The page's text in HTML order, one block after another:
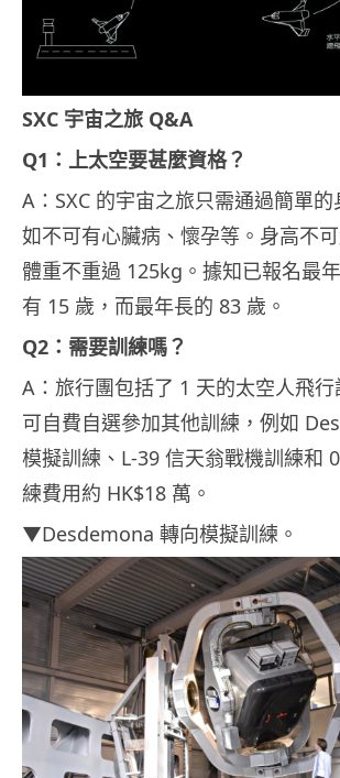
SXC 宇宙之旅 Q&A
Q1：上太空要甚麼資格？
A：SXC 的宇宙之旅只需通過簡單
如不可有心臟病、懷孕等。身高不
體重不重過 125kg。據知已報名最
有 15 歲，而最年長的 83 歲。
Q2：需要訓練嗎？
A：旅行團包括了 1 天的太空人飛
可自費自選參加其他訓練，例如
模擬訓練、L-39 信天翁戰機訓練和
練費用約 HK$18 萬。
▼Desdemona 轉向模擬訓練。